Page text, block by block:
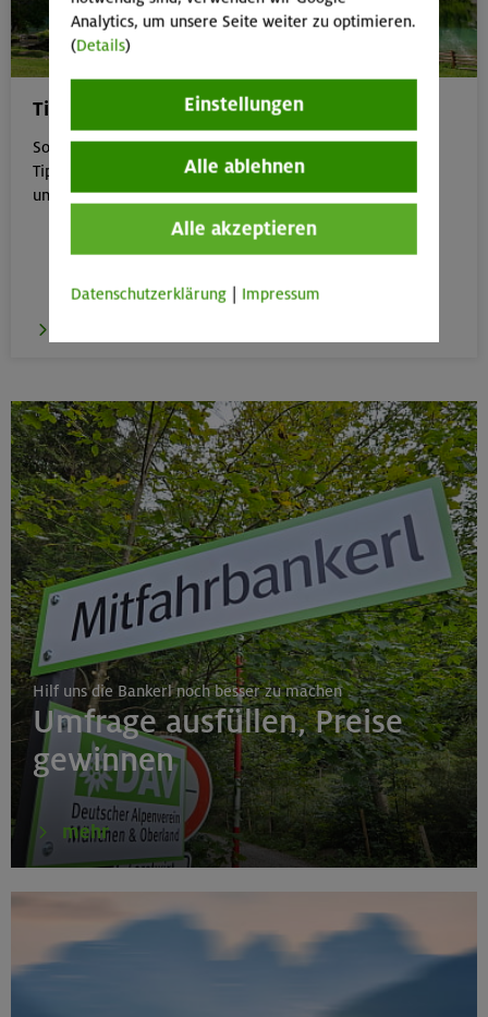
Tipps für Bergtouren im Sommer
Sommer in den Bergen genießen – aber sicher: Unsere
Tipps zu Hitze, Gewitter & Co. helfen dir, entspannt
unterwegs zu bleiben.
Hilf uns die Bankerl noch besser zu machen
Umfrage ausfüllen, Preise
gewinnen
mehr
Analytics, um unsere Seite weiter zu optimieren.
(Details)
Einstellungen
Alle ablehnen
Alle akzeptieren
Datenschutzerklärung Impressum